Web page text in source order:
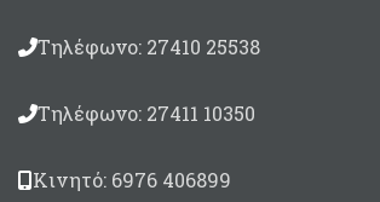
Τηλέφωνο: 27410 25538
Τηλέφωνο: 27411 10350
Κινητό: 6976 406899